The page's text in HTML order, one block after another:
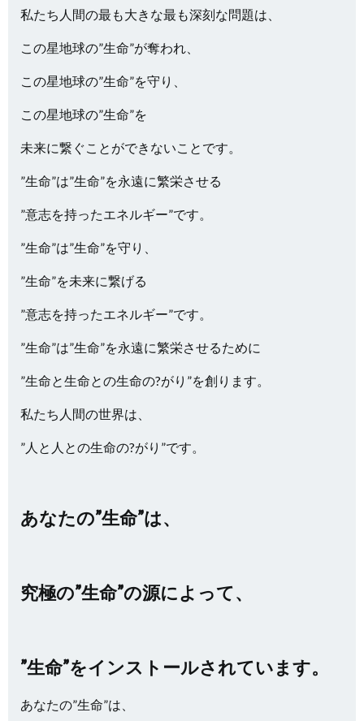
私たち人間の最も大きな最も深刻な問題は、
この星地球の”生命”が奪われ、
この星地球の”生命”を守り、
この星地球の”生命”を
未来に繋ぐことができないことです。
”生命”は”生命”を永遠に繁栄させる
”意志を持ったエネルギー”です。
”生命”は”生命”を守り、
”生命”を未来に繋げる
”意志を持ったエネルギー”です。
”生命”は”生命”を永遠に繁栄させるために
”生命と生命との生命の?がり”を創ります。
私たち人間の世界は、
”人と人との生命の?がり”です。
あなたの”生命”は、
究極の”生命”の源によって、
”生命”をインストールされています。
あなたの”生命”は、